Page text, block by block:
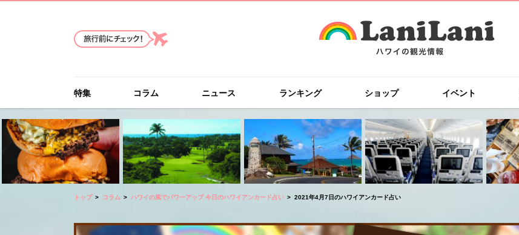
特集 コラム ニュース ランキング ショップ イベント
トップ コラム ハワイの風でパワーアップ 今日のハワイアンカード占い 2021年4月7日のハワイアンカード占い